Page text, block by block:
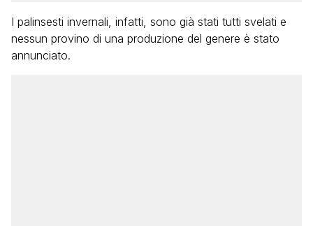
I palinsesti invernali, infatti, sono già stati tutti svelati e
nessun provino di una produzione del genere è stato
annunciato.